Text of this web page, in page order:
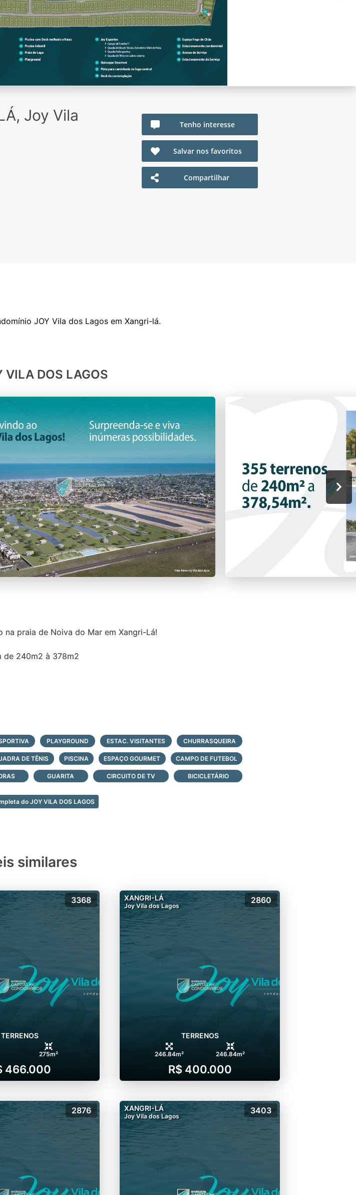
Joy Vila
Tenho interesse
Salvar nos favoritos
Compartilhar
VILA DOS LAGOS
praia de Noiva do Mar em Xangri-Lá!
de 240m2 à 378m2
PLAYGROUND ESTAC. VISITANTES CHURRASQUEIRA
DE TÊNIS PISCINA ESPAÇO GOURMET CAMPO DE FUTEBOL
GUARITA CIRCUITO DE TV BICICLETÁRIO
do JOY VILA DOS LAGOS
similares
3368
TERRENOS
275m²
466.000
XANGRI-LÁ
Joy Vila dos Lagos
2860
TERRENOS
246.84m² 246.84m²
R$ 400.000
2876 XANGRI-LÁ
Joy Vila dos Lagos
3403